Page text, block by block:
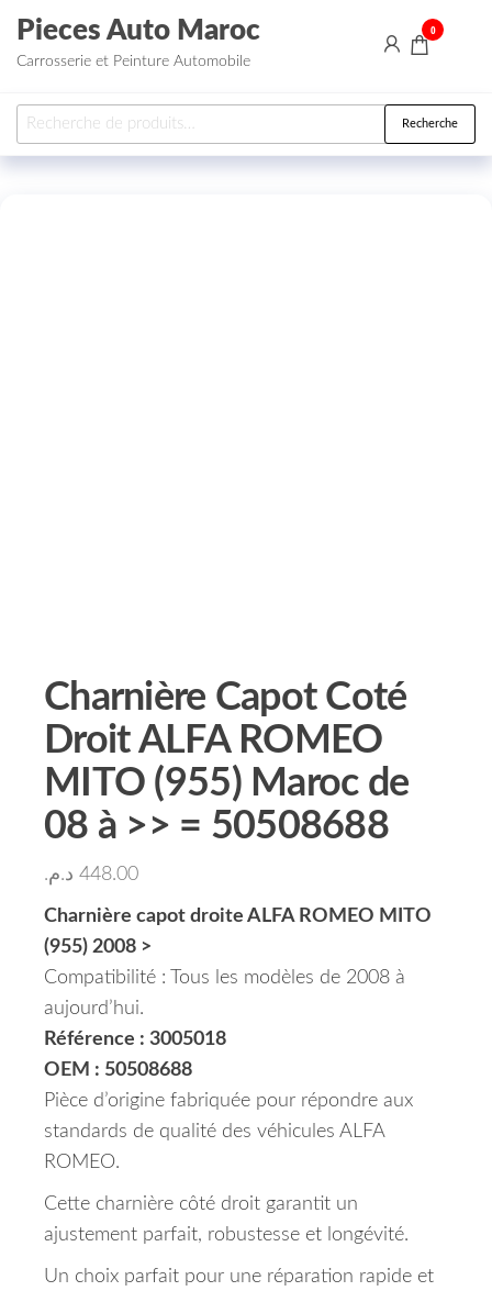
Aller au contenu
Pieces Auto Maroc
Carrosserie et Peinture Automobile
0
Recherche pour : Recherche
Charnière Capot Coté
Droit ALFA ROMEO
MITO (955) Maroc de
08 à >> = 50508688
448.00 د.م.
Charnière capot droite ALFA ROMEO MITO
(955) 2008 >
Compatibilité : Tous les modèles de 2008 à
aujourd’hui.
Référence : 3005018
OEM : 50508688
Pièce d’origine fabriquée pour répondre aux
standards de qualité des véhicules ALFA
ROMEO.
Cette charnière côté droit garantit un
ajustement parfait, robustesse et longévité.
Un choix parfait pour une réparation rapide et